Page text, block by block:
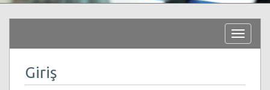
Toggle
Giriş